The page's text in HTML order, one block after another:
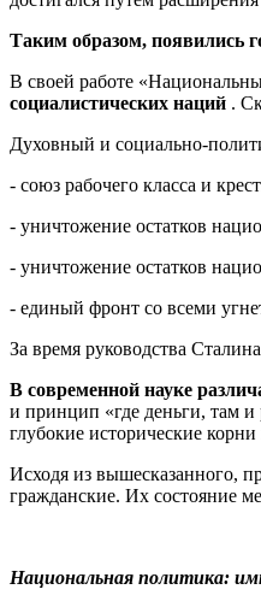
Таким образом, появились
В своей работе
социалистических наций .
Духовный и социально-
- союз рабочего класса и
- уничтожение остатков
- уничтожение остатков
- единый фронт со всеми
За время руководства
В современной науке
и принцип «где деньги, там
глубокие исторические
Исходя из вышесказанного,
гражданские. Их состояние
Национальная политика: